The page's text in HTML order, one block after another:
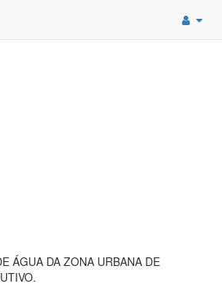
ÁGUA DA ZONA URBANA DE